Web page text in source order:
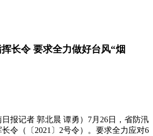
长令 要求全力做好台风“烟
记者 郭北晨 谭勇）7月26日，省防汛
令（〔2021〕2号令）。要求全力应对6